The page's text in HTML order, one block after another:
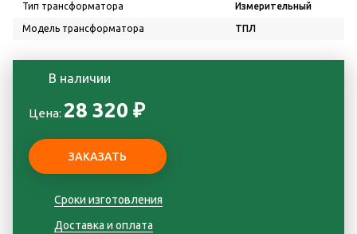
Тип трансформатора Измерительный
Модель трансформатора ТПЛ
В наличии
Цена: 28 320 ₽
Сроки изготовления
Доставка и оплата